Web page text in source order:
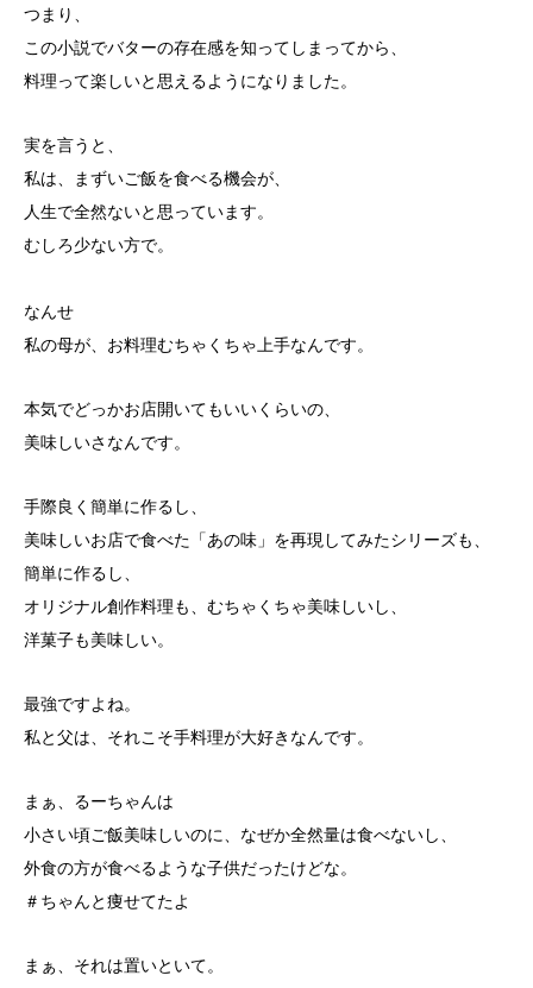
つまり、
この小説でバターの存在感を知ってしまってから、
料理って楽しいと思えるようになりました。
実を言うと、
私は、まずいご飯を食べる機会が、
人生で全然ないと思っています。
むしろ少ない方で。
なんせ
私の母が、お料理むちゃくちゃ上手なんです。
本気でどっかお店開いてもいいくらいの、
美味しいさなんです。
手際良く簡単に作るし、
美味しいお店で食べた「あの味」を再現してみたシリーズも、
簡単に作るし、
オリジナル創作料理も、むちゃくちゃ美味しいし、
洋菓子も美味しい。
最強ですよね。
私と父は、それこそ手料理が大好きなんです。
まぁ、るーちゃんは
小さい頃ご飯美味しいのに、なぜか全然量は食べないし、
外食の方が食べるような子供だったけどな。
＃ちゃんと痩せてたよ
まぁ、それは置いといて。